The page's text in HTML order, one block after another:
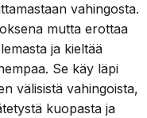
vahingosta.
mutta erottaa
ja kieltää
Se käy läpi
välisistä vahingoista,
kuopasta ja